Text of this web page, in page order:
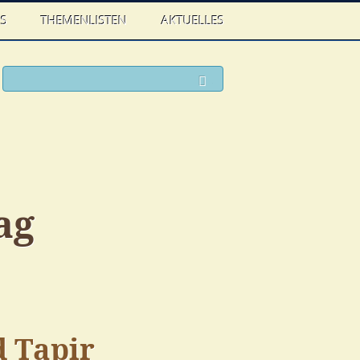
THEMENLISTEN AKTUELLES
Tapir